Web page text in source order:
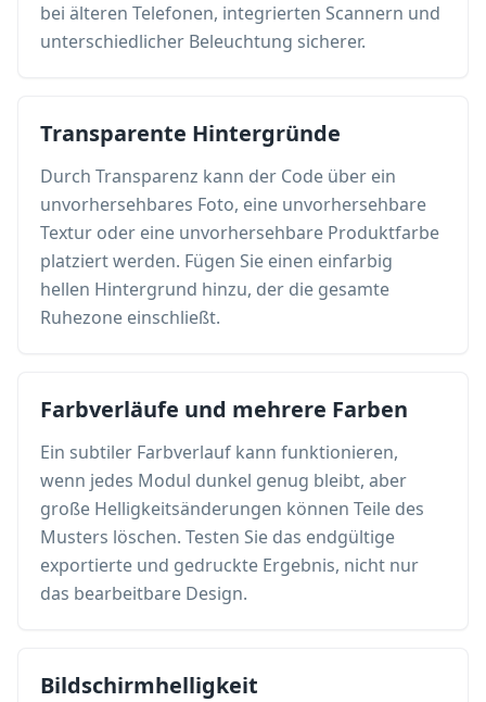
bei älteren Telefonen, integrierten Scannern und
unterschiedlicher Beleuchtung sicherer.
Transparente Hintergründe
Durch Transparenz kann der Code über ein
unvorhersehbares Foto, eine unvorhersehbare
Textur oder eine unvorhersehbare Produktfarbe
platziert werden. Fügen Sie einen einfarbig
hellen Hintergrund hinzu, der die gesamte
Ruhezone einschließt.
Farbverläufe und mehrere Farben
Ein subtiler Farbverlauf kann funktionieren,
wenn jedes Modul dunkel genug bleibt, aber
große Helligkeitsänderungen können Teile des
Musters löschen. Testen Sie das endgültige
exportierte und gedruckte Ergebnis, nicht nur
das bearbeitbare Design.
Bildschirmhelligkeit